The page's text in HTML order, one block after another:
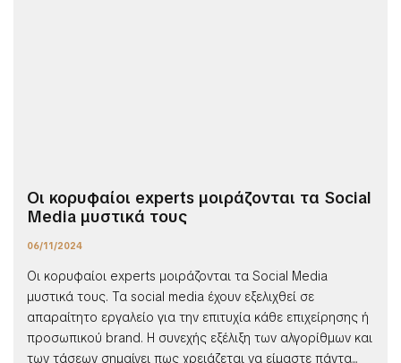
Οι κορυφαίοι experts μοιράζονται τα Social
Media μυστικά τους
06/11/2024
Οι κορυφαίοι experts μοιράζονται τα Social Media
μυστικά τους. Τα social media έχουν εξελιχθεί σε
απαραίτητο εργαλείο για την επιτυχία κάθε επιχείρησης ή
προσωπικού brand. Η συνεχής εξέλιξη των αλγορίθμων και
των τάσεων σημαίνει πως χρειάζεται να είμαστε πάντα...